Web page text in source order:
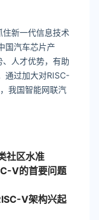
新一代信息技术
国汽车芯片产
人才优势，有助
通过加大对RISC-
我国智能网联汽
社区水准
V的首要问题
V架构兴起